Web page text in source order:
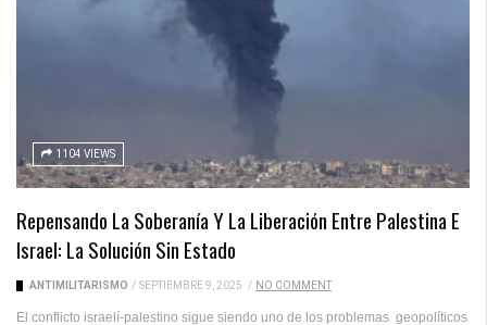
1104 VIEWS
Repensando La Soberanía Y La Liberación Entre Palestina E
Israel: La Solución Sin Estado
ANTIMILITARISMO / SEPTIEMBRE 9, 2025 / NO COMMENT
El conflicto israelí-palestino sigue siendo uno de los problemas geopolíticos